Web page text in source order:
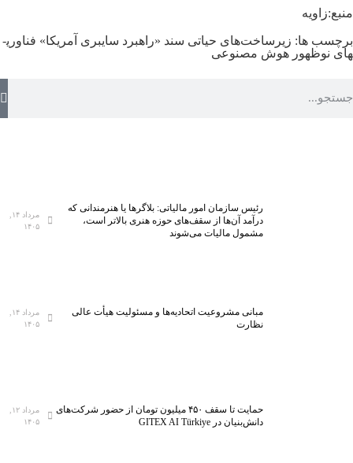
منبع:زاویه
برچسب ها: زیرساخت‌های حیاتی سند «راهبرد سایبری آمریکا» فناوری­
های نوظهور هوش مصنوعی
رئیس سازمان امور مالیاتی: بلاگر‌ها یا هنرمندانی که
درآمد آن‌ها از سقف‌های حوزه هنری بالاتر است،
مشمول مالیات می‌شوند
۱۴۰۵
مبانی مشروعیت اتحادیه‌ها و مسئولیت هیأت عالی
نظارت
۱۴۰۵
حمایت تا سقف ۴۵۰ میلیون تومان از حضور شرکت‌های
دانش‌بنیان در GITEX AI Türkiye
۱۴۰۵